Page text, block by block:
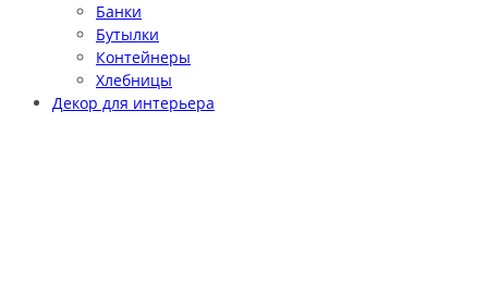
Банки
Бутылки
Контейнеры
Хлебницы
Декор для интерьера